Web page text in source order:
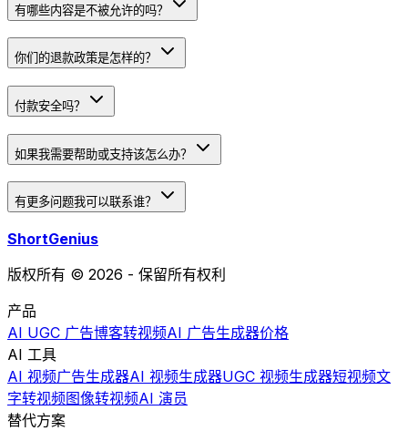
有哪些内容是不被允许的吗？
你们的退款政策是怎样的？
付款安全吗？
如果我需要帮助或支持该怎么办？
有更多问题我可以联系谁？
ShortGenius
版权所有 © 2026 - 保留所有权利
产品
AI UGC 广告博客转视频AI 广告生成器价格
AI 工具
AI 视频广告生成器AI 视频生成器UGC 视频生成器短视频文
字转视频图像转视频AI 演员
替代方案